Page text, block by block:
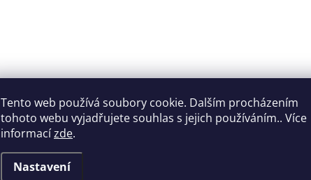
Tento web používá soubory cookie. Dalším procházením
tohoto webu vyjadřujete souhlas s jejich používáním.. Více
informacízde.
Nastavení